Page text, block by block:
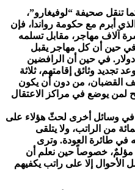
تنقل صحيفة “لوفيغارو”،
أبرم مع حكومة رواندا، فإن
آلاف مهاجر، مقابل تسلمه
حين أن كل مهاجر يقبل
الرحيل، طواعية، يتلقى مبلغ 3500 دولار. في حين أن الرافضين
تجديد وثائق إقامتهم، ثلاثة
القضبان، من دون أن يكون
لمن يوضع في مراكز الاعتقال
في وسائل أخرى لحثّ هؤلاء على
بينها خصم 20 في المائة من الراتب، ولا يتلقى
في طائرة العودة. وترى
مؤلمٌ، خصوصاً حين نعلم أن
الأحوال إلا على راتب يكفيهم